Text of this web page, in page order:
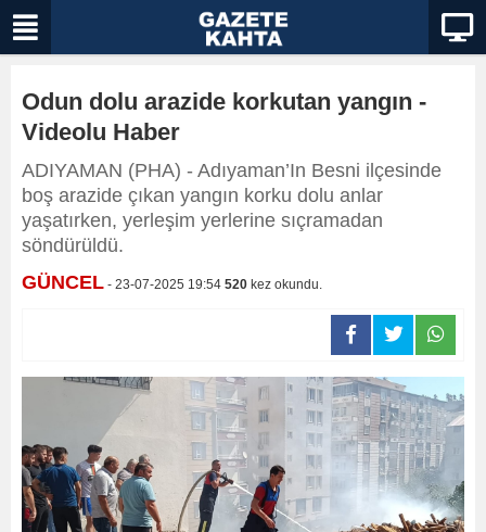
Odun dolu arazide korkutan yangın -
Videolu Haber
ADIYAMAN (PHA) - Adıyaman’In Besni ilçesinde
boş arazide çıkan yangın korku dolu anlar
yaşatırken, yerleşim yerlerine sıçramadan
söndürüldü.
GÜNCEL - 23-07-2025 19:54 520 kez okundu.